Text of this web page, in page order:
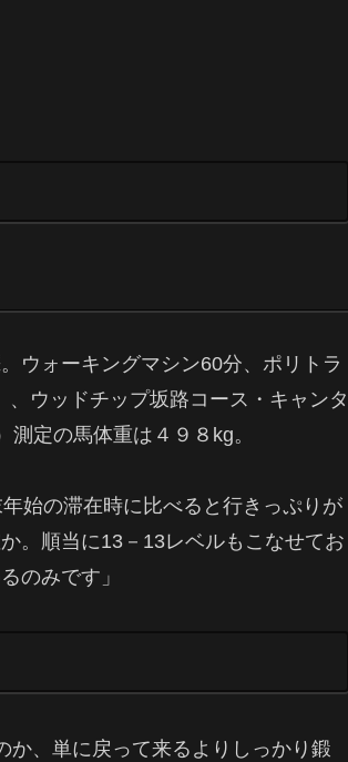
ウォーキングマシン60分、ポリトラ
ウッドチップ坂路コース・キャンタ
定の馬体重は４９８kg。
始の滞在時に比べると行きっぷりが
。順当に13－13レベルもこなせてお
のみです」
か、単に戻って来るよりしっかり鍛